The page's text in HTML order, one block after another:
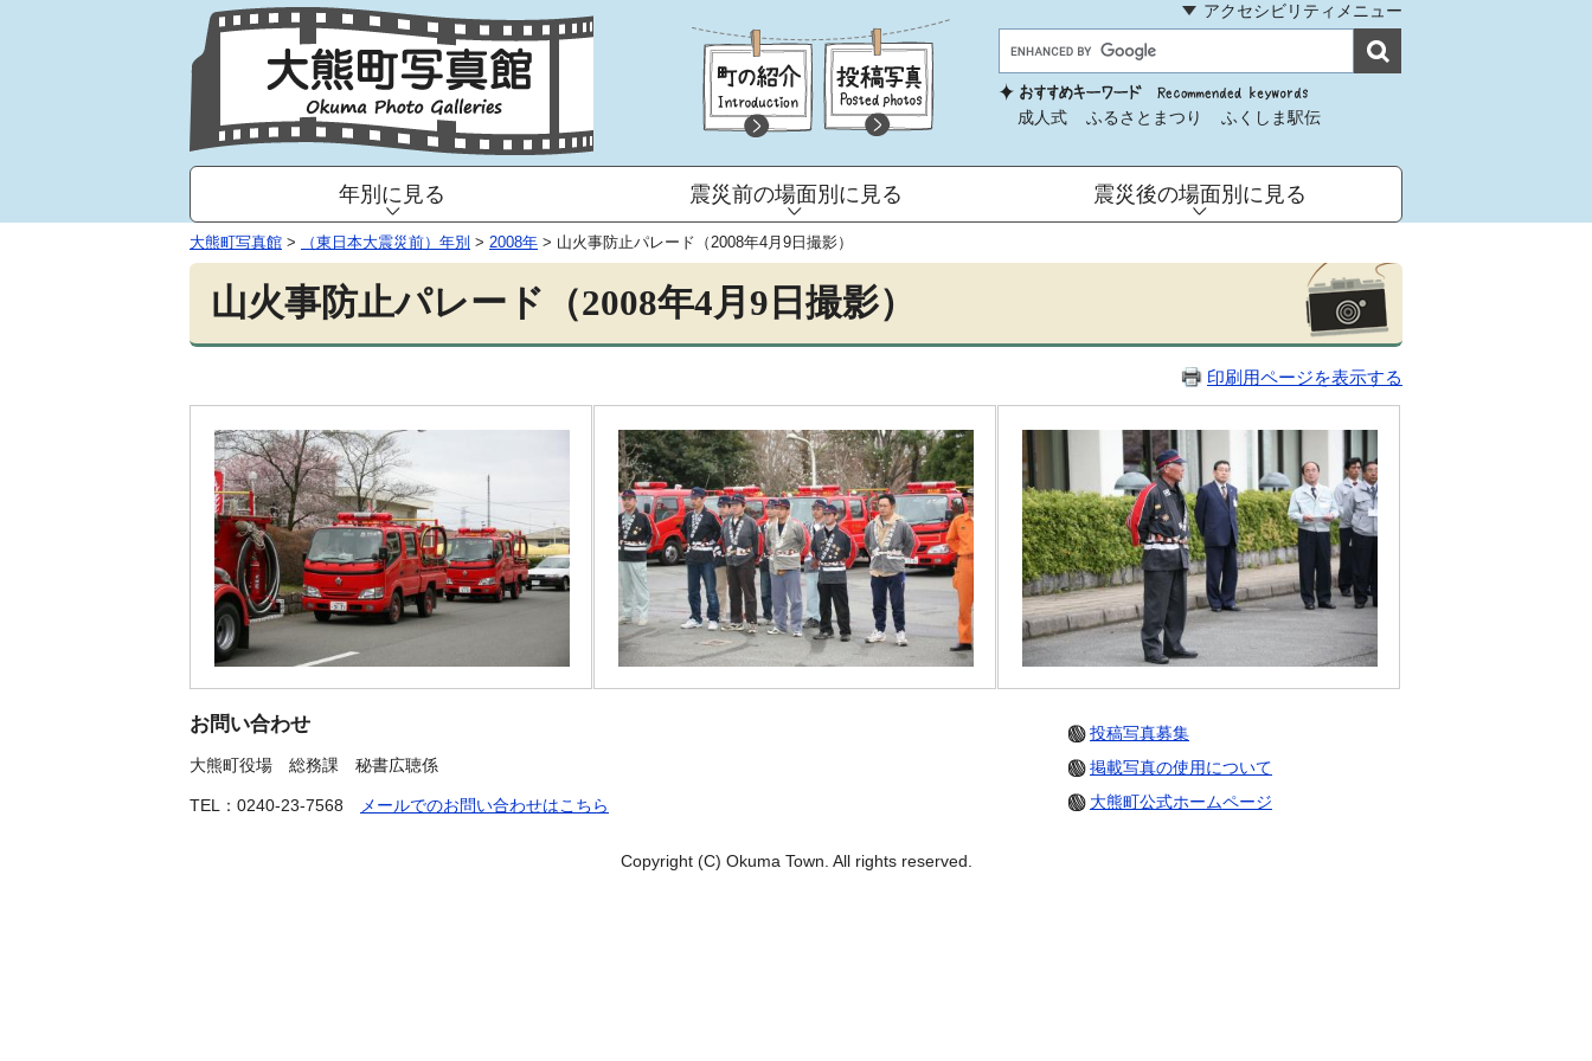
アクセシビリティメニュー
成人式 ふるさとまつり ふくしま駅伝
年別に見る 震災前の場面別に見る 震災後の場面別に見る
大熊町写真館 > （東日本大震災前）年別 > 2008年 > 山火事防止パレード（2008年4月9日撮影）
山火事防止パレード（2008年4月9日撮影）
印刷用ページを表示する
お問い合わせ
大熊町役場 総務課 秘書広聴係
TEL：0240-23-7568 メールでのお問い合わせはこちら
投稿写真募集
掲載写真の使用について
大熊町公式ホームページ
Copyright (C) Okuma Town. All rights reserved.